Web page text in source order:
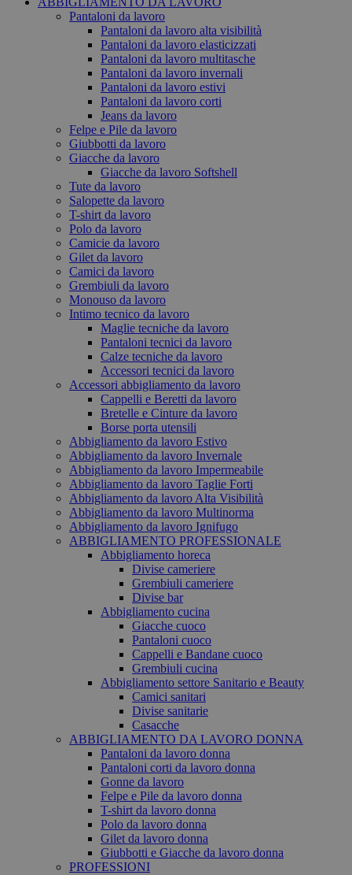
Pantaloni da lavoro
Pantaloni da lavoro alta visibilità
Pantaloni da lavoro elasticizzati
Pantaloni da lavoro multitasche
Pantaloni da lavoro invernali
Pantaloni da lavoro estivi
Pantaloni da lavoro corti
Jeans da lavoro
Felpe e Pile da lavoro
Giubbotti da lavoro
Giacche da lavoro
Giacche da lavoro Softshell
Tute da lavoro
Salopette da lavoro
T-shirt da lavoro
Polo da lavoro
Camicie da lavoro
Gilet da lavoro
Camici da lavoro
Grembiuli da lavoro
Monouso da lavoro
Intimo tecnico da lavoro
Maglie tecniche da lavoro
Pantaloni tecnici da lavoro
Calze tecniche da lavoro
Accessori tecnici da lavoro
Accessori abbigliamento da lavoro
Cappelli e Beretti da lavoro
Bretelle e Cinture da lavoro
Borse porta utensili
Abbigliamento da lavoro Estivo
Abbigliamento da lavoro Invernale
Abbigliamento da lavoro Impermeabile
Abbigliamento da lavoro Taglie Forti
Abbigliamento da lavoro Alta Visibilità
Abbigliamento da lavoro Multinorma
Abbigliamento da lavoro Ignifugo
ABBIGLIAMENTO PROFESSIONALE
Abbigliamento horeca
Divise cameriere
Grembiuli cameriere
Divise bar
Abbigliamento cucina
Giacche cuoco
Pantaloni cuoco
Cappelli e Bandane cuoco
Grembiuli cucina
Abbigliamento settore Sanitario e Beauty
Camici sanitari
Divise sanitarie
Casacche
ABBIGLIAMENTO DA LAVORO DONNA
Pantaloni da lavoro donna
Pantaloni corti da lavoro donna
Gonne da lavoro
Felpe e Pile da lavoro donna
T-shirt da lavoro donna
Polo da lavoro donna
Gilet da lavoro donna
Giubbotti e Giacche da lavoro donna
PROFESSIONI